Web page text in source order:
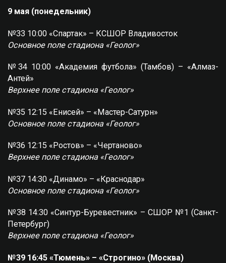
9 мая (понедельник)
№33 10:00 «Спартак» – КСШОР Владивосток
Основное поле стадиона «Геолог»
№34 10:00 «Академия футбола» (Тамбов) – «Алмаз-
Антей»
Верхнее поле стадиона «Геолог»
№35 12:15 «Енисей» – «Мастер-Сатурн»
Основное поле стадиона «Геолог»
№36 12:15 «Ростов» – «Чертаново»
Верхнее поле стадиона «Геолог»
№37 14:30 «Динамо» – «Краснодар»
Основное поле стадиона «Геолог»
№38 14:30 «Синтур-Буревестник» – СШОР №1 (Санкт-
Петербург)
Верхнее поле стадиона «Геолог»
№39 16:45 «Тюмень» – «Строгино» (Москва)